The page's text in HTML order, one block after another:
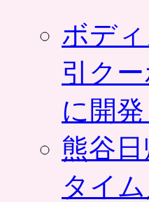
ボデ
引ク
に開
熊谷
タイ